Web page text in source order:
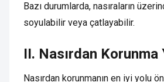
Bazı durumlarda, nasıraların
soyulabilir veya çatlayabilir.
II. Nasırdan
Nasırdan korunmanın en iyi yolu